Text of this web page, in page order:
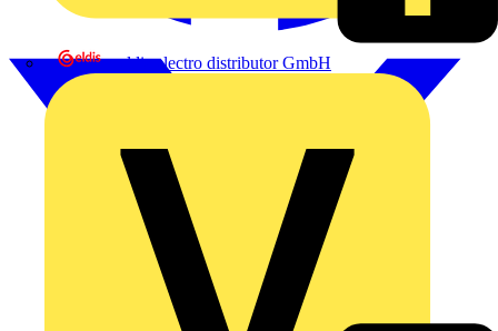
eldis electro distributor GmbH